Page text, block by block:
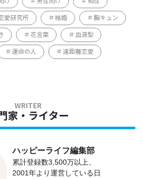
け 男性向け 相性
愛研究所 結婚 胸キュン
花言葉 血液型
運命の人 遠距離恋愛
家・ライター
ハッピーライフ編集部
累計登録数3,500万以上、
2001年より運営している日